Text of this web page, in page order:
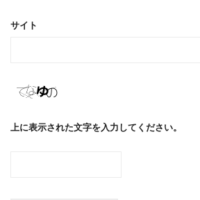
サイト
上に表示された文字を入力してください。